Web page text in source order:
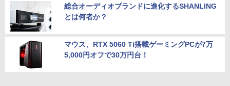
総合オーディオブランドに進化するSHANLING
とは何者か？
マウス、RTX 5060 Ti搭載ゲーミングPCが7万
5,000円オフで30万円台！